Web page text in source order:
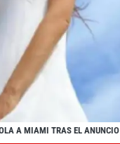
A MIAMI TRAS EL ANUNCIO